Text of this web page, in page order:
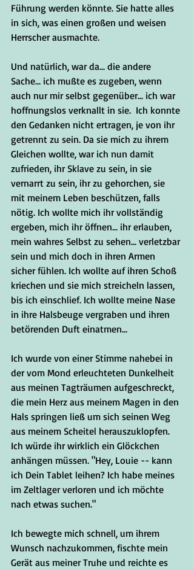
Führung werden könnte. Sie hatte alles
in sich, was einen großen und weisen
Herrscher ausmachte.
Und natürlich, war da... die andere
Sache... ich mußte es zugeben, wenn
auch nur mir selbst gegenüber... ich war
hoffnungslos verknallt in sie.  Ich konnte
den Gedanken nicht ertragen, je von ihr
getrennt zu sein. Da sie mich zu ihrem
Gleichen wollte, war ich nun damit
zufrieden, ihr Sklave zu sein, in sie
vernarrt zu sein, ihr zu gehorchen, sie
mit meinem Leben beschützen, falls
nötig. Ich wollte mich ihr vollständig
ergeben, mich ihr öffnen... ihr erlauben,
mein wahres Selbst zu sehen... verletzbar
sein und mich doch in ihren Armen
sicher fühlen. Ich wollte auf ihren Schoß
kriechen und sie mich streicheln lassen,
bis ich einschlief. Ich wollte meine Nase
in ihre Halsbeuge vergraben und ihren
betörenden Duft einatmen...
Ich wurde von einer Stimme nahebei in
der vom Mond erleuchteten Dunkelheit
aus meinen Tagträumen aufgeschreckt,
die mein Herz aus meinem Magen in den
Hals springen ließ um sich seinen Weg
aus meinem Scheitel herauszuklopfen.
Ich würde ihr wirklich ein Glöckchen
anhängen müssen. "Hey, Louie -- kann
ich Dein Tablet leihen? Ich habe meines
im Zeltlager verloren und ich möchte
nach etwas suchen."
Ich bewegte mich schnell, um ihrem
Wunsch nachzukommen, fischte mein
Gerät aus meiner Truhe und reichte es